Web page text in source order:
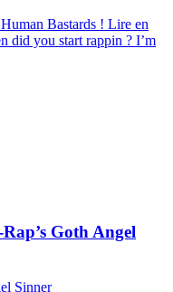
Bastards ! Lire en
did you start rappin ? I’m
Goth Angel
Sinner